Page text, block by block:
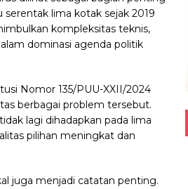
lima kotak sejak 2019
kompleksitas teknis,
dominasi agenda politik
Nomor 135/PUU-XXII/2024
berbagai problem tersebut.
lagi dihadapkan pada lima
pilihan meningkat dan
juga menjadi catatan penting.